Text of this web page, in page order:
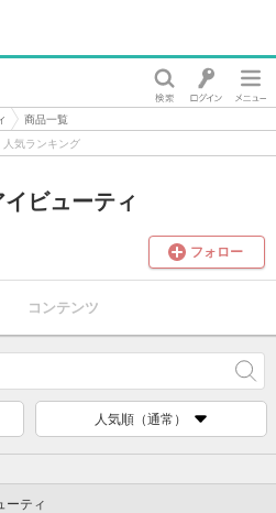
商品一覧
人気ランキング
ビューティ
フォロー
コンテンツ
人気順（通常）
ーティ